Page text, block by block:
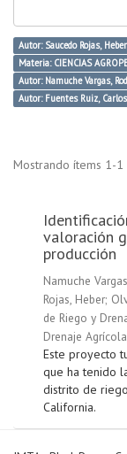
Autor: Saucedo Rojas,
Materia: CIENCIAS
Autor: Namuche Vargas,
Autor: Fuentes Ruiz,
Mostrando ítems 1-1
valoración
producción
Namuche
Rojas, Heber;
de Riego y
Drenaje Agrícola
Este proyecto
que ha tenido
distrito de
California.